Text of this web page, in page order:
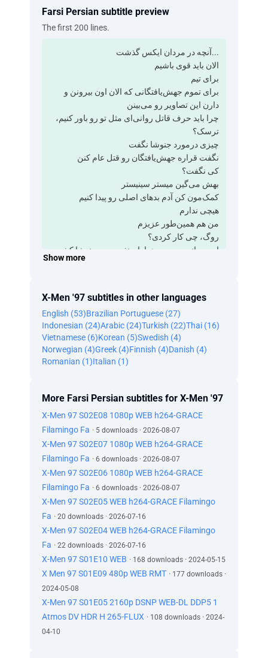
Farsi Persian subtitle preview
The first 200 lines.
...آنچه در مردان ایکس گذشت
الان باید قوی باشیم
برای تیم
برای تموم جهش‌یافتگانی که الان اون بیرونن و
دارن این تصاویر رو می‌بینن
چرا باید حرف قاتل روانی‌ای مثل تو رو باور کنیم،
ترسک؟
چیزی درمورد جنوشا نگفت
نگفت قراره جهش‌یافتگان رو قتل عام کنن
کی نگفت؟
بهش می‌گین میستر سینیستر
کمک‌مون کن آدم بدهای اصلی رو پیدا کنیم
هیچی ندارم
من هم همین‌طور عزیزم
روگ، چی کار کردی؟
اون روانی، رمی و هزاران نفر رو در جنوشا کشت
جهت اطلاع از جدیدترین آدرس سایت فیلمکیو را در
شبکه های اجتماعی دنبال کنید @FilmKio
:کانال زیرنویس‌های فیلمکیو @SubKio
ترسک اشتباه متوجه شده
.سینیستر داره برای یکی دیگه کار می‌کنه یه‌نفر که
آینده با ارزشی نخواهیم داشت
این آفت‌ها رو از بین ببرید
خودت هم یه زمانی جزء اون شرورها بودی
ولی برخلاف بقیه‌تون من تکامل پیدا کردم
« تحمل منجر به نابودی می‌شود: بخش اول »
شما دوتا فرصت صحبت کردن پیدا کردین؟
ظاهرا، قدرت جهش یافته‌ش شامل غیب شدن از
هر اتاقی که من توش می‌رم هم می‌شه
موندم از کی به ارث برده
کیبل، تنها به آینده رسیده
نیتان رو فرستادم بره تا بهترین آینده ممکن رو
داشته باشه
ولی این‌قدر افتضاح بوده که برگشته تا تغییرش بده
Show more
X-Men '97 subtitles in other languages
English (53)Brazilian Portuguese (27)
Indonesian (24)Arabic (24)Turkish (22)Thai (16)
Vietnamese (6)Korean (5)Swedish (4)
Norwegian (4)Greek (4)Finnish (4)Danish (4)
Romanian (1)Italian (1)
More Farsi Persian subtitles for X-Men '97
X-Men 97 S02E08 1080p WEB h264-GRACE
Filamingo Fa · 5 downloads · 2026-08-07
X-Men 97 S02E07 1080p WEB h264-GRACE
Filamingo Fa · 6 downloads · 2026-08-07
X-Men 97 S02E06 1080p WEB h264-GRACE
Filamingo Fa · 6 downloads · 2026-08-07
X-Men 97 S02E05 WEB h264-GRACE Filamingo
Fa · 20 downloads · 2026-07-16
X-Men 97 S02E04 WEB h264-GRACE Filamingo
Fa · 22 downloads · 2026-07-16
X-Men 97 S01E10 WEB · 168 downloads · 2024-05-15
X Men 97 S01E09 480p WEB RMT · 177 downloads ·
2024-05-08
X-Men 97 S01E05 2160p DSNP WEB-DL DDP5 1
Atmos DV HDR H 265-FLUX · 108 downloads · 2024-
04-10